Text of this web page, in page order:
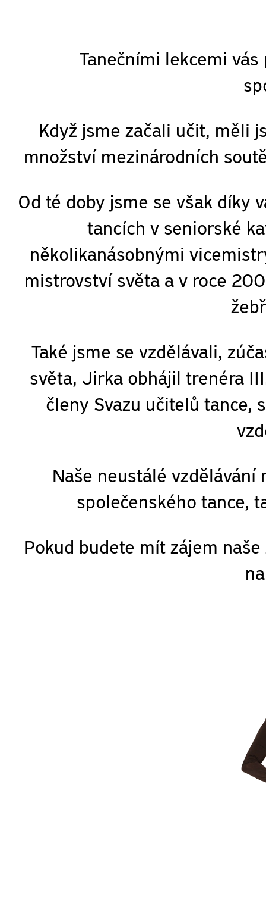
Tanečními lekcemi
Když jsme začali učit, měli
množství mezinárodních
Od té doby jsme se však díky
tancích v seniorské
několikanásobnými
mistrovství světa a v roce
Také jsme se vzdělávali,
světa, Jirka obhájil trenéra
členy Svazu učitelů tance,
Naše neustálé
společenského tance,
Pokud budete mít zájem